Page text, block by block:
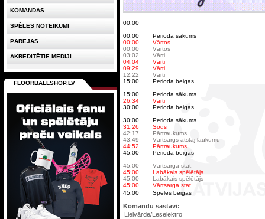
00:00
00:00
Perioda sākums
00:00
Vārtos
00:00
Vārtos
03:02
Vārti
04:04
Vārti
09:29
Vārti
12:22
Vārti
15:00
Perioda beigas
15:00
Perioda sākums
26:34
Vārti
30:00
Perioda beigas
30:00
Perioda sākums
31:26
Sods
42:17
Pārtraukums
43:49
Vārtsargs atstāj laukumu
44:52
Pārtraukums
45:00
Perioda beigas
45:00
Vārtsarga stat.
45:00
Labākais spēlētājs
45:00
Labākais spēlētājs
45:00
Vārtsarga stat.
45:00
Spēles beigas
Komandu sastāvi:
Lielvārde/Leselektro
KOMANDAS
SPĒLES NOTEIKUMI
PĀREJAS
AKREDITĒTIE MEDIJI
FLOORBALLSHOP.LV